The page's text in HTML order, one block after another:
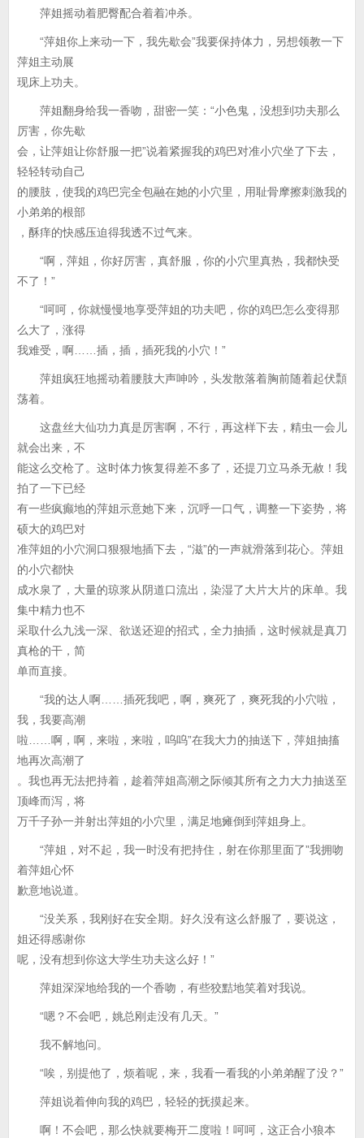
萍姐摇动着肥臀配合着着冲杀。
“萍姐你上来动一下，我先歇会”我要保持体力，另想领教一下
萍姐主动展
现床上功夫。
萍姐翻身给我一香吻，甜密一笑：“小色鬼，没想到功夫那么
厉害，你先歇
会，让萍姐让你舒服一把”说着紧握我的鸡巴对准小穴坐了下去，
轻轻转动自己
的腰肢，使我的鸡巴完全包融在她的小穴里，用耻骨摩擦刺激我的
小弟弟的根部
，酥痒的快感压迫得我透不过气来。
“啊，萍姐，你好厉害，真舒服，你的小穴里真热，我都快受
不了！”
“呵呵，你就慢慢地享受萍姐的功夫吧，你的鸡巴怎么变得那
么大了，涨得
我难受，啊……插，插，插死我的小穴！”
萍姐疯狂地摇动着腰肢大声呻吟，头发散落着胸前随着起伏顠
荡着。
这盘丝大仙功力真是厉害啊，不行，再这样下去，精虫一会儿
就会出来，不
能这么交枪了。这时体力恢复得差不多了，还提刀立马杀无赦！我
拍了一下已经
有一些疯癫地的萍姐示意她下来，沉呼一口气，调整一下姿势，将
硕大的鸡巴对
准萍姐的小穴洞口狠狠地插下去，“滋”的一声就滑落到花心。萍姐
的小穴都快
成水泉了，大量的琼浆从阴道口流出，染湿了大片大片的床单。我
集中精力也不
采取什么九浅一深、欲送还迎的招式，全力抽插，这时候就是真刀
真枪的干，简
单而直接。
“我的达人啊……插死我吧，啊，爽死了，爽死我的小穴啦，
我，我要高潮
啦……啊，啊，来啦，来啦，呜呜”在我大力的抽送下，萍姐抽搐
地再次高潮了
。我也再无法把持着，趁着萍姐高潮之际倾其所有之力大力抽送至
顶峰而泻，将
万千子孙一并射出萍姐的小穴里，满足地瘫倒到萍姐身上。
“萍姐，对不起，我一时没有把持住，射在你那里面了”我拥吻
着萍姐心怀
歉意地说道。
“没关系，我刚好在安全期。好久没有这么舒服了，要说这，
姐还得感谢你
呢，没有想到你这大学生功夫这么好！”
萍姐深深地给我的一个香吻，有些狡黠地笑着对我说。
“嗯？不会吧，姚总刚走没有几天。”
我不解地问。
“唉，别提他了，烦着呢，来，我看一看我的小弟弟醒了没？”
萍姐说着伸向我的鸡巴，轻轻的抚摸起来。
啊！不会吧，那么快就要梅开二度啦！呵呵，这正合小狼本